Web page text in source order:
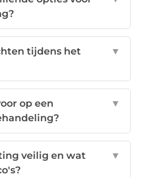
tijdens het
▼
op een
▼
veilig en wat
▼